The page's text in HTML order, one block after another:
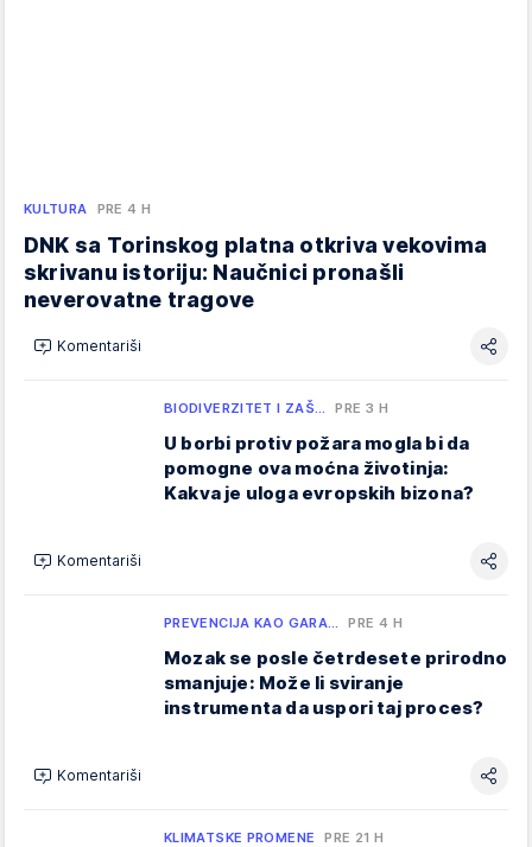
KULTURA PRE 4 H
DNK sa Torinskog platna otkriva vekovima
skrivanu istoriju: Naučnici pronašli
neverovatne tragove
Komentariši
BIODIVERZITET I ZAŠ… PRE 3 H
U borbi protiv požara mogla bi da
pomogne ova moćna životinja:
Kakva je uloga evropskih bizona?
Komentariši
PREVENCIJA KAO GARA… PRE 4 H
Mozak se posle četrdesete prirodno
smanjuje: Može li sviranje
instrumenta da uspori taj proces?
Komentariši
KLIMATSKE PROMENE PRE 21 H